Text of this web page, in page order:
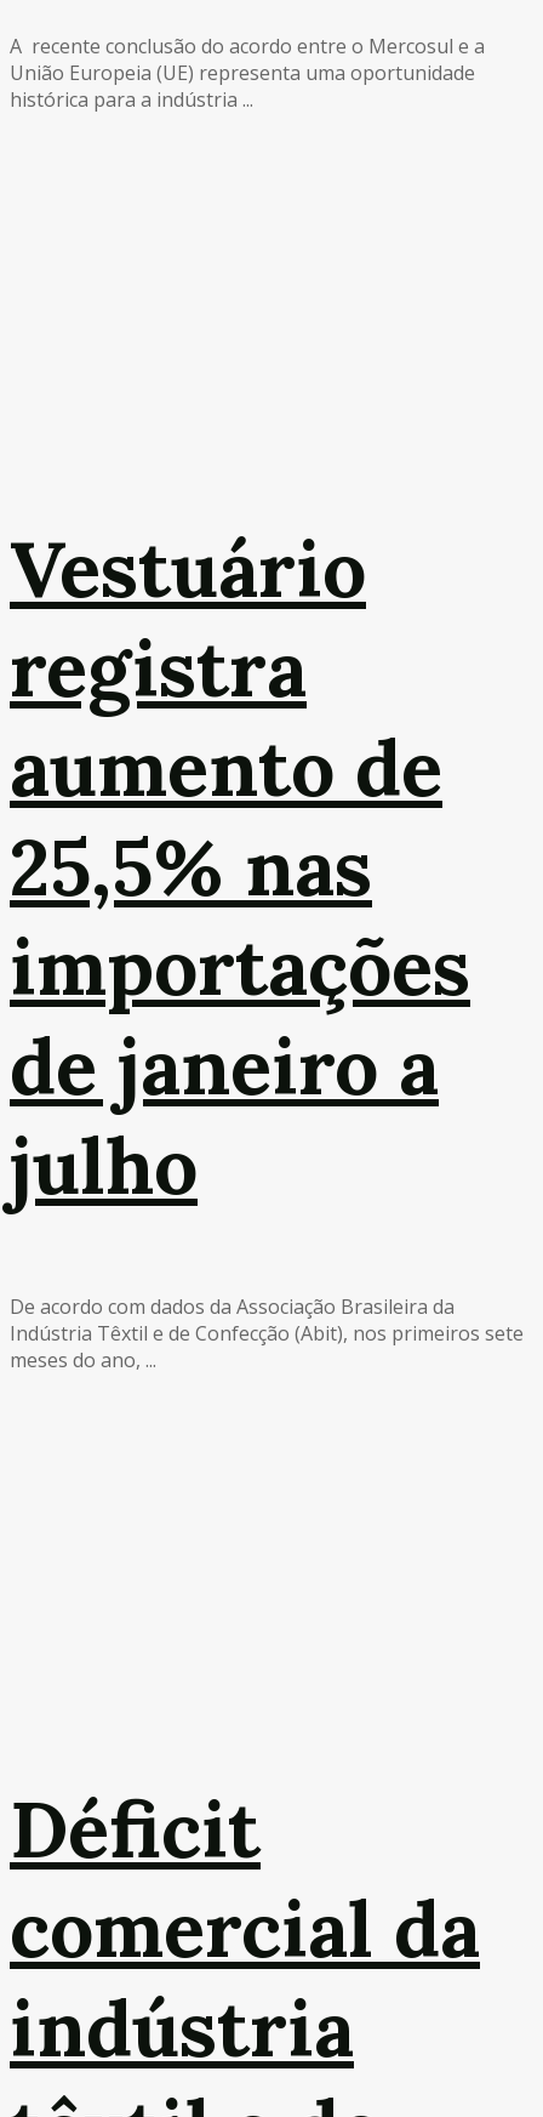
A recente conclusão do acordo entre o Mercosul e a
União Europeia (UE) representa uma oportunidade
histórica para a indústria ...
Vestuário
registra
aumento de
25,5% nas
importações
de janeiro a
julho
De acordo com dados da Associação Brasileira da
Indústria Têxtil e de Confecção (Abit), nos primeiros sete
meses do ano, ...
Déficit
comercial da
indústria